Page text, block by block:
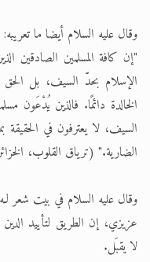
وقال عليه السلام أيضا ما تعريبه:
"إن كافة المسلمين الصادقين
الإسلام بحدّ السيف، بل الحق
الخالدة دائمًا. فالذين يُدْعَون
السيف، لا يعترفون في
الضارية." (ترياق القلوب، الخزائن
وقال عليه السلام في بيت شعر لـه
عزيزي، إن الطريق لتأييد
لا يقبَل.